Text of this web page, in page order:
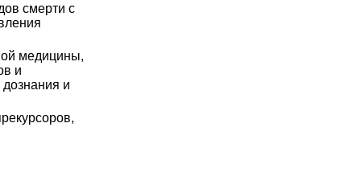
смерти с
медицины,
и
и